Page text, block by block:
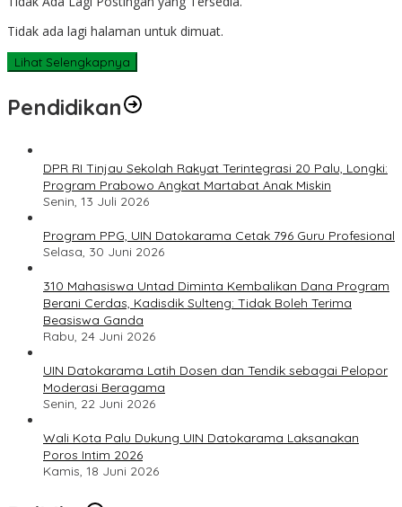
Tidak ada lagi halaman untuk dimuat.
Lihat Selengkapnya
Pendidikan
DPR RI Tinjau Sekolah Rakyat Terintegrasi 20 Palu, Longki:
Program Prabowo Angkat Martabat Anak Miskin
Senin, 13 Juli 2026
Program PPG, UIN Datokarama Cetak 796 Guru Profesional
Selasa, 30 Juni 2026
310 Mahasiswa Untad Diminta Kembalikan Dana Program
Berani Cerdas, Kadisdik Sulteng: Tidak Boleh Terima
Beasiswa Ganda
Rabu, 24 Juni 2026
UIN Datokarama Latih Dosen dan Tendik sebagai Pelopor
Moderasi Beragama
Senin, 22 Juni 2026
Wali Kota Palu Dukung UIN Datokarama Laksanakan
Poros Intim 2026
Kamis, 18 Juni 2026